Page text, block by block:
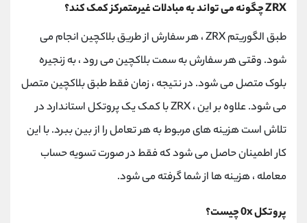
ZRX چگونه می تواند به مبادلات غیرمتمرکز کمک کند؟
طبق الگوریتم ZRX ، هر سفارش از طریق بلاکچین انجام می
شود. وقتی هر سفارش به سمت بلاکچین می رود ، به زنجیره
بلوک متصل می شود. در نتیجه ، زمان فقط طبق بلاکچین متصل
می شود. علاوه بر این ، ZRX با کمک یک پروتکل استاندارد در
تلاش است هزینه های مربوط به هر تعامل را از بین ببرد. با این
کار اطمینان حاصل می شود که فقط در صورت تسویه حساب
معامله ، هزینه ها از شما گرفته می شود.
پروتکل 0x چیست؟